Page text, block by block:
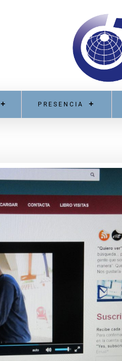
PRESENCIA